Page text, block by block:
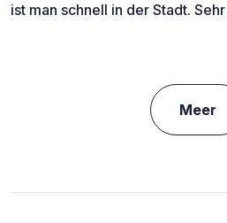
ist man schnell in der Stadt.
Meer